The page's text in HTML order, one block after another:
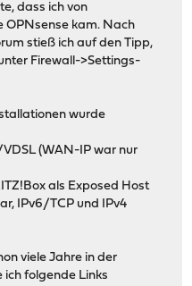
dass ich von
OPNsense kam. Nach
stieß ich auf den Tipp,
Firewall->Settings-
wurde
VDSL (WAN-IP war nur
als Exposed Host
IPv6/TCP und IPv4
viele Jahre in der
ich folgende Links